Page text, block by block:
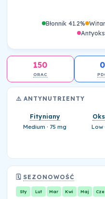
Błonnik 41.2%
150
ORAC
⚠️ ANTYNUTRIENTY
Fityniany
Medium · 75 mg Low
🗓️SEZONOWOŚĆ
Sty Lut Mar Kwi Maj Cze